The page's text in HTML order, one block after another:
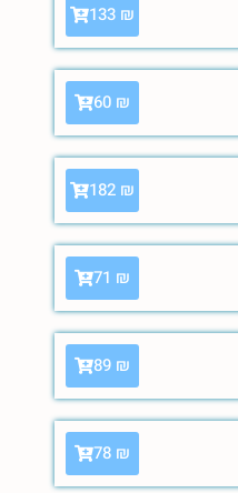
133 ₪
60 ₪
182 ₪
71 ₪
89 ₪
78 ₪